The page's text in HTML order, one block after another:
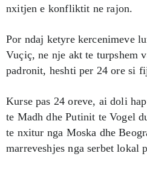
nxitjen e konfliktit ne rajon.
Por ndaj ketyre kercenimeve
Vuçiç, ne nje akt te turpshem
padronit, heshti per 24 ore si
Kurse pas 24 oreve, ai doli
te Madh dhe Putinit te Vogel
te nxitur nga Moska dhe
marreveshjes nga serbet lokal